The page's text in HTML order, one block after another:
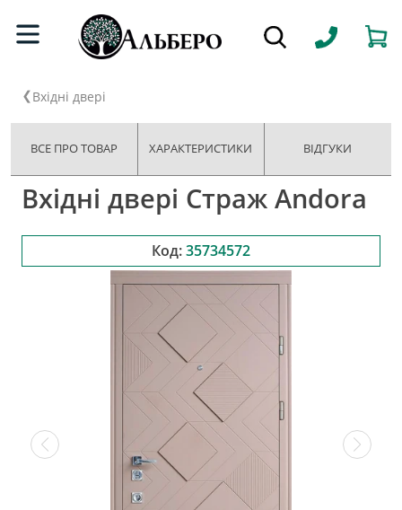
Вхідні двері
ВСЕ ПРО ТОВАР ХАРАКТЕРИСТИКИ ВІДГУКИ
Вхідні двері Страж Andora
Код:35734572